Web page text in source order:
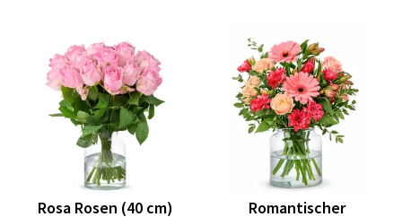
Rosa Rosen (40 cm)
Romantischer